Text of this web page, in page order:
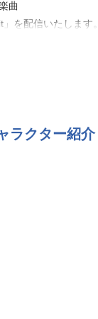
曲
を配信いたします。
ラクター紹介